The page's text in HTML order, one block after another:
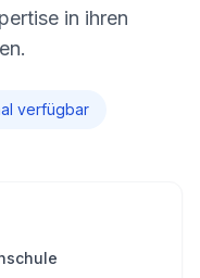
in ihren
verfügbar